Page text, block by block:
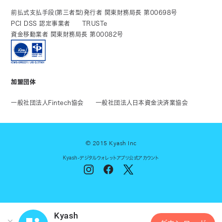
前払式支払手段(第三者型)発行者 関東財務局長 第00698号
PCI DSS 認定事業者
TRUSTe
資金移動業者 関東財務局長 第00082号
加盟団体
一般社団法人Fintech協会 一般社団法人日本資金決済業協会
© 2015 Kyash Inc
Kyash-デジタルウォレットアプリ公式アカウント
Kyash